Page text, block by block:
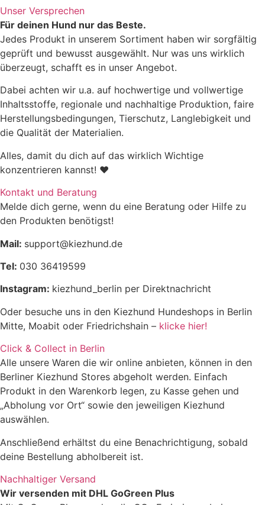
Rohprotein
Rohfett
Rohasche 1,0%
Feuchtigkeit
Unser Versprechen
Für deinen Hund nur das Beste.
Jedes Produkt in unserem Sortiment haben wir sorgfältig
geprüft und bewusst ausgewählt. Nur was uns wirklich
überzeugt, schafft es in unser Angebot.
Dabei achten wir u.a. auf hochwertige und vollwertige
Inhaltsstoffe, regionale und nachhaltige Produktion, faire
Herstellungsbedingungen, Tierschutz, Langlebigkeit und
die Qualität der Materialien.
Alles, damit du dich auf das wirklich Wichtige
konzentrieren kannst! ♥
Kontakt und Beratung
Melde dich gerne, wenn du eine Beratung oder Hilfe zu
den Produkten benötigst!
Mail: support@kiezhund.de
Tel: 030 36419599
Instagram: kiezhund_berlin per Direktnachricht
Oder besuche uns in den Kiezhund Hundeshops in Berlin
Mitte, Moabit oder Friedrichshain – klicke hier!
Click & Collect in Berlin
Alle unsere Waren die wir online anbieten, können in den
Berliner Kiezhund Stores abgeholt werden. Einfach
Produkt in den Warenkorb legen, zu Kasse gehen und
„Abholung vor Ort“ sowie den jeweiligen Kiezhund
auswählen.
Anschließend erhältst du eine Benachrichtigung, sobald
deine Bestellung abholbereit ist.
Nachhaltiger Versand
Wir versenden mit DHL GoGreen Plus